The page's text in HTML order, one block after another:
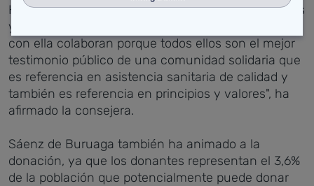
Hermandad de donantes de sangre, sus voluntarios
y las entidades, empresas y organizaciones que
con ella colaboran porque todos ellos son el mejor
testimonio público de una comunidad solidaria que
es referencia en asistencia sanitaria de calidad y
también es referencia en principios y valores", ha
afirmado la consejera.
Sáenz de Buruaga también ha animado a la
donación, ya que los donantes representan el 3,6%
de la población que potencialmente puede donar